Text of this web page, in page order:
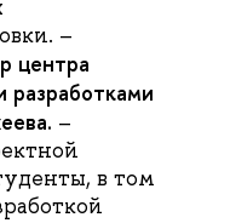
–
центра
разработками
–
в том